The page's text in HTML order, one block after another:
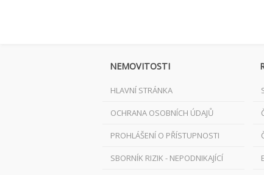
NEMOVITOSTI
HLAVNÍ STRÁNKA
OCHRANA OSOBNÍCH ÚDAJŮ
PROHLÁŠENÍ O PŘÍSTUPNOSTI
SBORNÍK RIZIK - NEPODNIKAJÍCÍ